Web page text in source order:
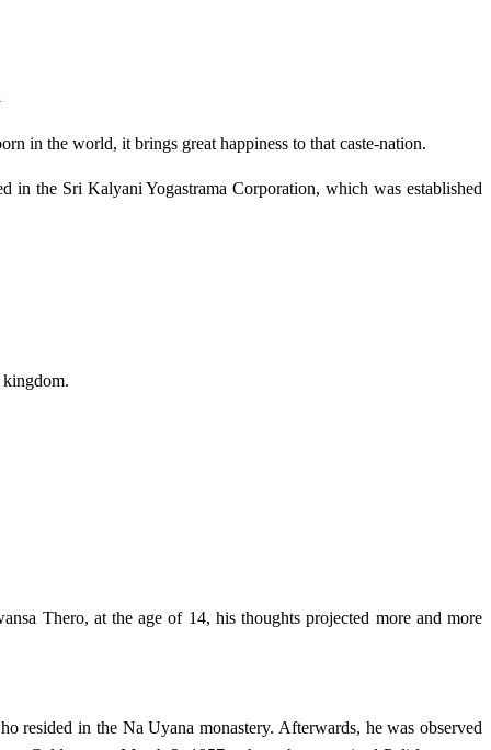
in the world, it brings great happiness to that caste-nation.
in the Sri Kalyani Yogastrama Corporation, which was established
kingdom.
Thero, at the age of 14, his thoughts projected more and more
resided in the Na Uyana monastery. Afterwards, he was observed